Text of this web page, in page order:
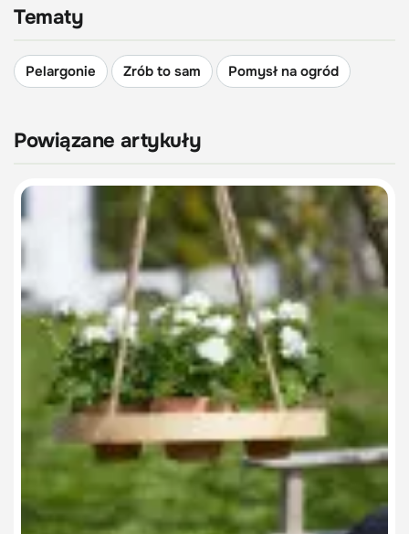
Tematy
Pelargonie Zrób to sam Pomysł na ogród
Powiązane artykuły